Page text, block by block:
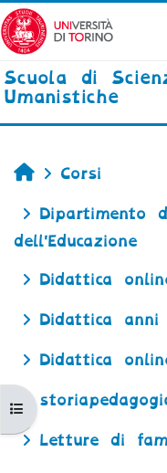
Vai al contenuto
Scuola di
Umanistiche
Apri indice del
Home
Corsi
Dipartimento
dell'Educazione
Didattica
Didattica anni
Didattica
Letture di